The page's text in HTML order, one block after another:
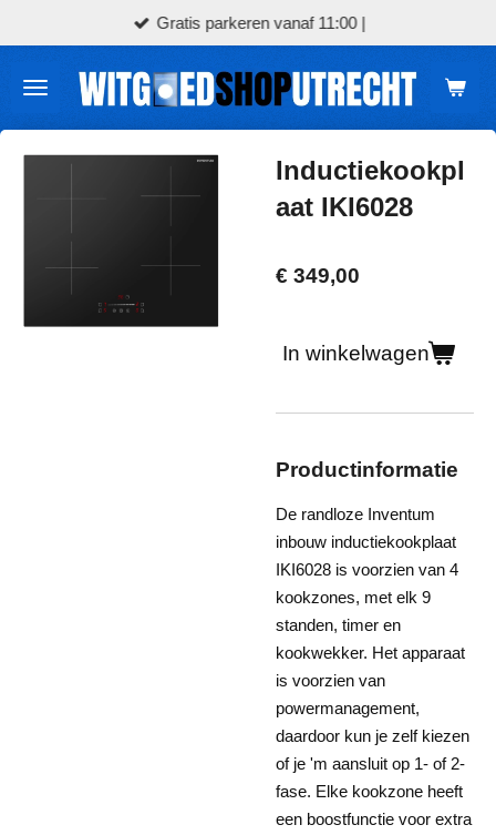
direct
naar
hoofdinhoud
Gratis parkeren vanaf 11:00 |
Inductiekookpl
aat IKI6028
€ 349,00
In winkelwagen
Productinformatie
De randloze Inventum
inbouw inductiekookplaat
IKI6028 is voorzien van 4
kookzones, met elk 9
standen, timer en
kookwekker. Het apparaat
is voorzien van
powermanagement,
daardoor kun je zelf kiezen
of je 'm aansluit op 1- of 2-
fase. Elke kookzone heeft
een boostfunctie voor extra